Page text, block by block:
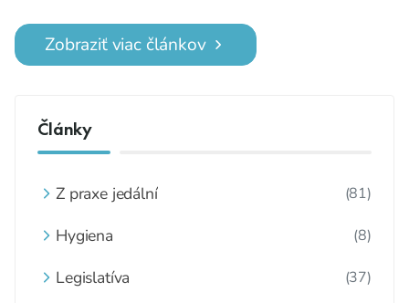
Zobraziť viac článkov
Články
Z praxe jedální (81)
Hygiena (8)
Legislatíva (37)